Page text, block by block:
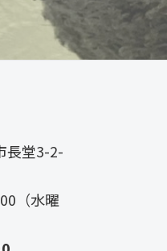
長堂3-2-
（水曜